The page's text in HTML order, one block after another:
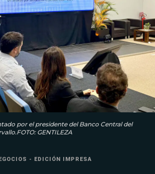
por el presidente del Banco Central del
GENTILEZA
- EDICIÓN IMPRESA